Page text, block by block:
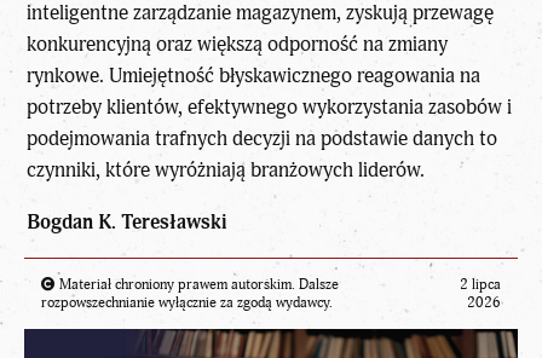
inteligentne zarządzanie magazynem, zyskują przewagę
konkurencyjną oraz większą odporność na zmiany
rynkowe. Umiejętność błyskawicznego reagowania na
potrzeby klientów, efektywnego wykorzystania zasobów i
podejmowania trafnych decyzji na podstawie danych to
czynniki, które wyróżniają branżowych liderów.
Bogdan K. Teresławski
Materiał chroniony prawem autorskim. Dalsze
rozpowszechnianie wyłącznie za zgodą wydawcy.
2 lipca
2026